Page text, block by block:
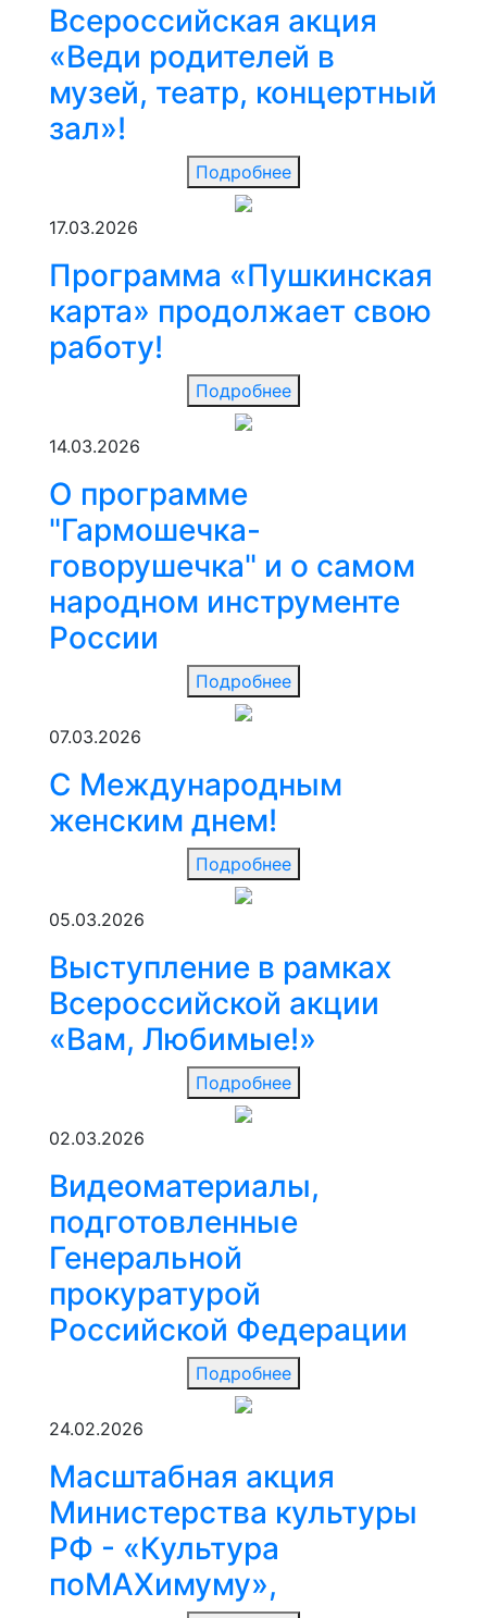
Всероссийская акция
«Веди родителей в
музей, театр, концертный
зал»!
Подробнее
17.03.2026
Программа «Пушкинская
карта» продолжает свою
работу!
Подробнее
14.03.2026
О программе
"Гармошечка-
говорушечка" и о самом
народном инструменте
России
Подробнее
07.03.2026
С Международным
женским днем!
Подробнее
05.03.2026
Выступление в рамках
Всероссийской акции
«Вам, Любимые!»
Подробнее
02.03.2026
Видеоматериалы,
подготовленные
Генеральной
прокуратурой
Российской Федерации
Подробнее
24.02.2026
Масштабная акция
Министерства культуры
РФ - «Культура
поMAХимуму»,